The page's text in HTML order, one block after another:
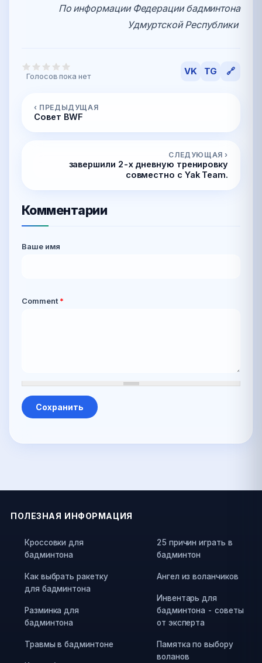
По информации Федерации бадминтона
Удмуртской Республики
Голосов пока нет VK TG 🔗
‹ ПРЕДЫДУЩАЯ
Совет BWF
СЛЕДУЮЩАЯ ›
завершили 2-х дневную тренировку
совместно с Yak Team.
Комментарии
Ваше имя
Comment *
ПОЛЕЗНАЯ ИНФОРМАЦИЯ
Кроссовки для
бадминтона
Как выбрать ракетку
для бадминтона
Разминка для
бадминтона
Травмы в бадминтоне
25 причин играть в
бадминтон
Ангел из воланчиков
Инвентарь для
бадминтона - советы
от эксперта
Памятка по выбору
воланов